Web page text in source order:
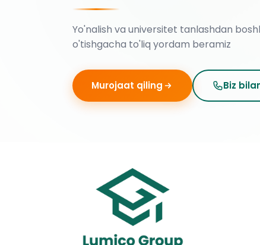
Yo'nalish va universitet tanlashdan
o'tishgacha to'liq yordam beramiz
Murojaat qiling Biz